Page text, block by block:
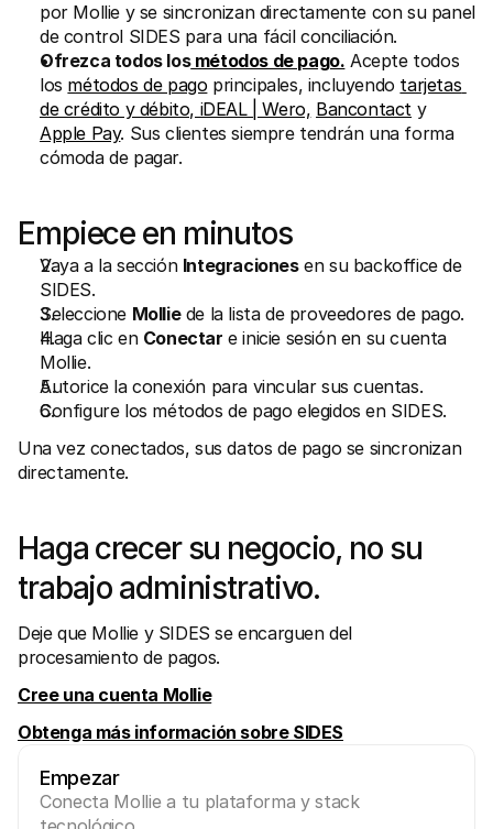
por Mollie y se sincronizan directamente con su panel
de control SIDES para una fácil conciliación.
Ofrezca todos los métodos de pago. Acepte todos
los métodos de pago principales, incluyendo tarjetas
de crédito y débito, iDEAL | Wero, Bancontact
y
Apple Pay. Sus clientes siempre tendrán una forma
cómoda de pagar.
Empiece en minutos
Vaya a la sección Integraciones en su backoffice de
SIDES.
Seleccione Mollie de la lista de proveedores de pago.
Haga clic en Conectar e inicie sesión en su cuenta
Mollie.
Autorice la conexión para vincular sus cuentas.
Configure los métodos de pago elegidos en SIDES.
Una vez conectados, sus datos de pago se sincronizan
directamente.
Haga crecer su negocio, no su
trabajo administrativo.
Deje que Mollie y SIDES se encarguen del
procesamiento de pagos.
Cree una cuenta Mollie
Obtenga más información sobre SIDES
Empezar
Conecta Mollie a tu plataforma y stack